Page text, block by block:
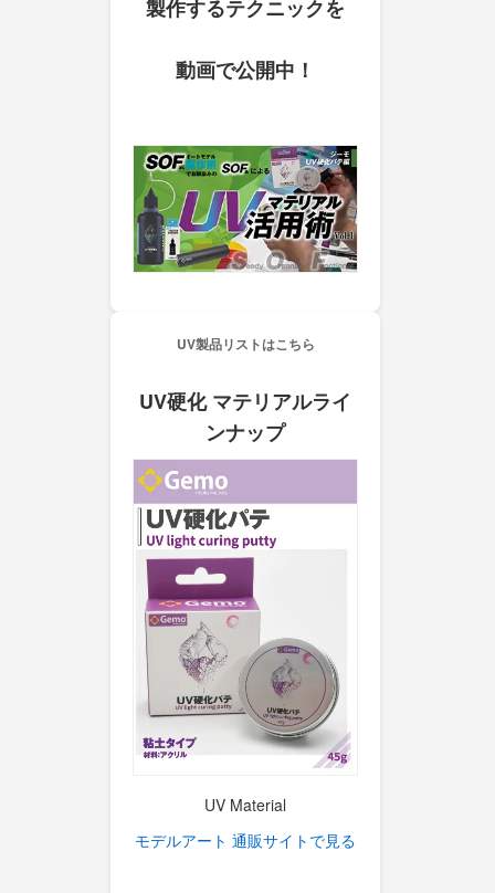
製作するテクニックを
動画で公開中！
UV製品リストはこちら
UV硬化 マテリアルライ
ンナップ
UV Material
モデルアート 通販サイトで見る